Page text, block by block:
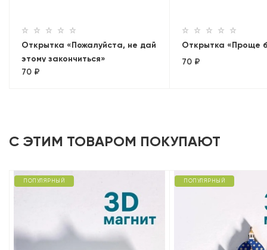
Открытка «Пожалуйста, не дай
этому закончиться»
70 ₽
Открытка «Проще
70 ₽
С ЭТИМ ТОВАРОМ ПОКУПАЮТ
ПОПУЛЯРНЫЙ ПОПУЛЯРНЫЙ